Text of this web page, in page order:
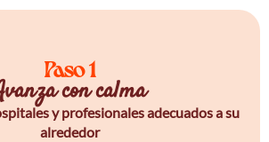
Paso 1
con calma
y profesionales adecuados a su
alrededor